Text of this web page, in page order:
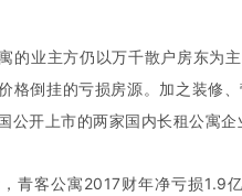
的业主方仍以万千散户房东为
格倒挂的亏损房源。加之装修
公开上市的两家国内长租公寓企
青客公寓2017财年净亏损